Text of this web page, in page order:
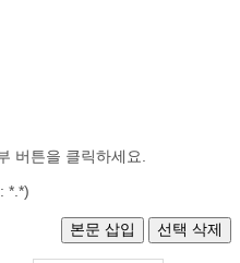
버튼을 클릭하세요.
*.*)